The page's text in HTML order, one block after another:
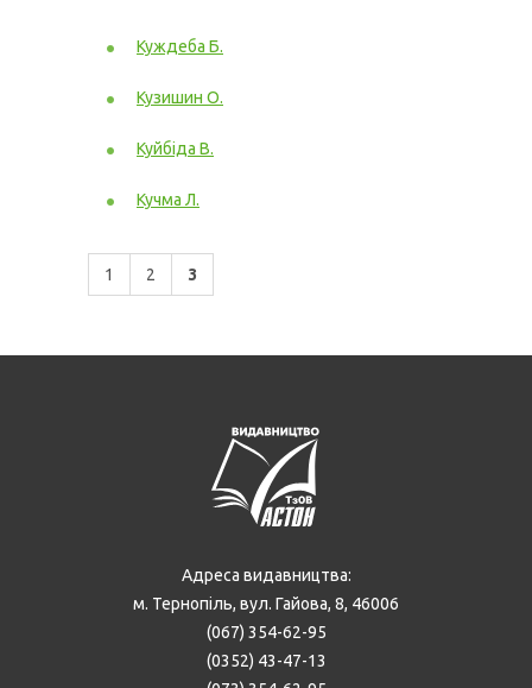
Куждеба Б.
Кузишин О.
Куйбіда В.
Кучма Л.
1 2 3
Адреса видавництва:
м. Тернопіль, вул. Гайова, 8, 46006
(067) 354-62-95
(0352) 43-47-13